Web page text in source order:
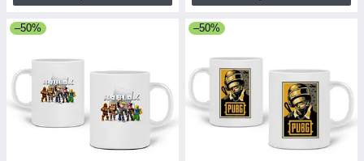
–50% –50%